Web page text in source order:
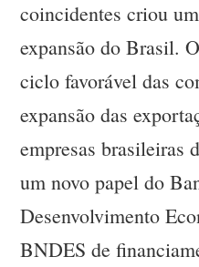
coincidentes criou
expansão do Brasil.
ciclo favorável das
expansão das
empresas brasileiras
um novo papel do
Desenvolvimento
BNDES de